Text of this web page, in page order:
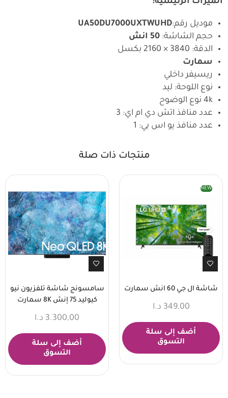
موديل رقم:UA50DU7000UXTWUHD
حجم الشاشة: 50 انش
الدقة: 3840 × 2160 بكسل
سمارت
ريسيفر داخلي
نوع اللوحة: ليد
4k نوع الوضوح
عدد منافذ اتش دي ام اي: 3
عدد منافذ يو اس بي: 1
منتجات ذات صلة
NEW
شاشة ال جي 60 انش سمارت
349,00 د.ا
أضف إلى سلة
التسوق
سامسونج شاشة تلفزيون نيو
كيوليد 75 إنش 8K سمارت
3.300,00 د.ا
أضف إلى سلة
التسوق